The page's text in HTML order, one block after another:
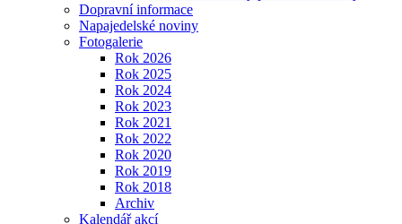
Dopravní informace
Napajedelské noviny
Fotogalerie
Rok 2026
Rok 2025
Rok 2024
Rok 2023
Rok 2021
Rok 2022
Rok 2020
Rok 2019
Rok 2018
Archiv
Kalendář akcí